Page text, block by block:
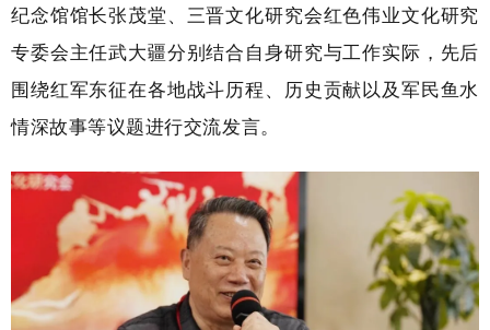
纪念馆馆长张茂堂、三晋文化研究会红色伟业文化研究
专委会主任武大疆分别结合自身研究与工作实际，先后
围绕红军东征在各地战斗历程、历史贡献以及军民鱼水
情深故事等议题进行交流发言。